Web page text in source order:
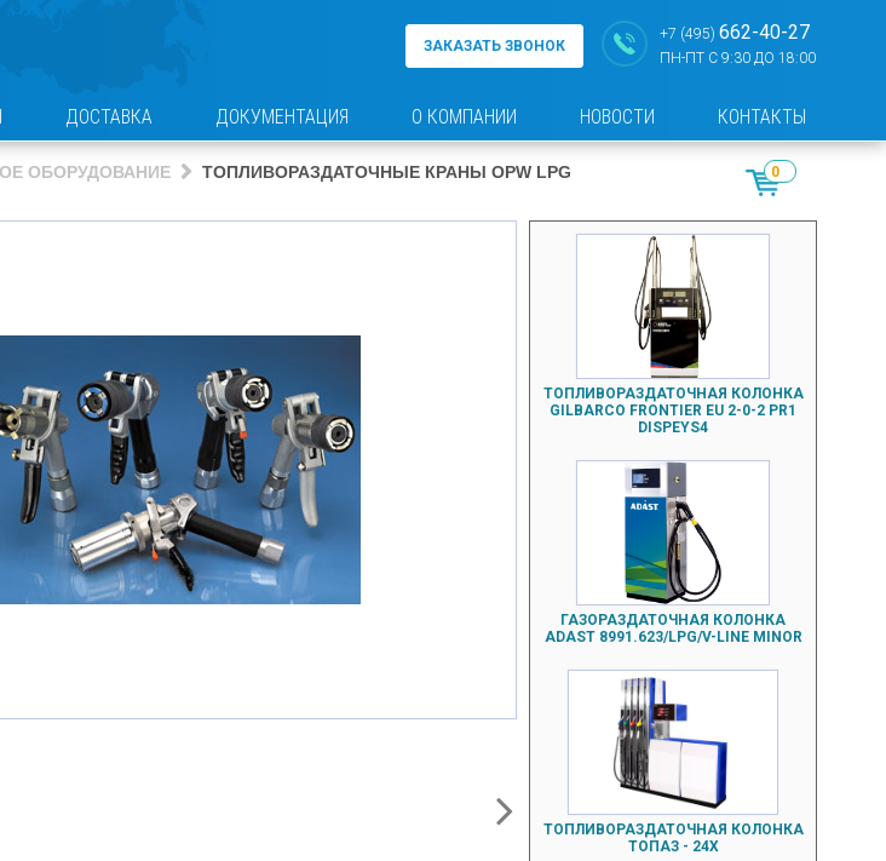
ЗАКАЗАТЬ ЗВОНОК
+7 (495) 662-40-27
ПН-ПТ С 9:30 ДО 18:00
ДОСТАВКА ДОКУМЕНТАЦИЯ О КОМПАНИИ НОВОСТИ КОНТАКТЫ
ОБОРУДОВАНИЕ ТОПЛИВОРАЗДАТОЧНЫЕ КРАНЫ OPW LPG 0
ТОПЛИВОРАЗДАТОЧНАЯ КОЛОНКА
GILBARCO FRONTIER EU 2-0-2 PR1
DISPEYS4
ГАЗОРАЗДАТОЧНАЯ КОЛОНКА
ADAST 8991.623/LPG/V-LINE MINOR
ТОПЛИВОРАЗДАТОЧНАЯ КОЛОНКА
ТОПАЗ - 24Х